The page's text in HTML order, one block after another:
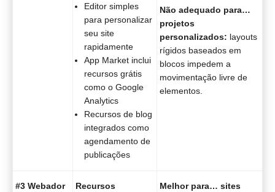
Editor simples
para personalizar
seu site
rapidamente
App Market inclui
recursos grátis
como o Google
Analytics
Recursos de blog
integrados como
agendamento de
publicações
Não adequado para…
projetos
personalizados: layouts
rígidos baseados em
blocos impedem a
movimentação livre de
elementos.
#3 Webador
Recursos
Melhor para… sites